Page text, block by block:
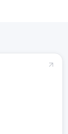
Länge. Für